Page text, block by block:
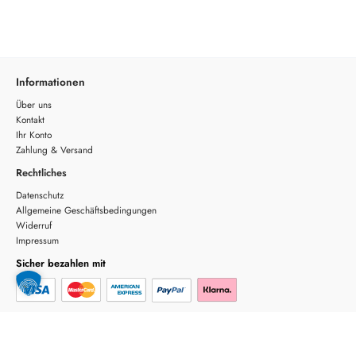
Informationen
Über uns
Kontakt
Ihr Konto
Zahlung & Versand
Rechtliches
Datenschutz
Allgemeine Geschäftsbedingungen
Widerruf
Impressum
Sicher bezahlen mit